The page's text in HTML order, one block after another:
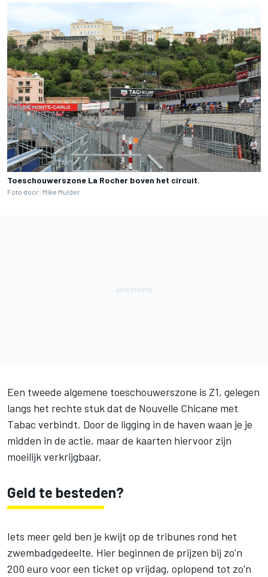
Toeschouwerszone La Rocher boven het circuit.
Foto door: Mike Mulder
Een tweede algemene toeschouwerszone is Z1, gelegen
langs het rechte stuk dat de Nouvelle Chicane met
Tabac verbindt. Door de ligging in de haven waan je je
midden in de actie, maar de kaarten hiervoor zijn
moeilijk verkrijgbaar.
Geld te besteden?
Iets meer geld ben je kwijt op de tribunes rond het
zwembadgedeelte. Hier beginnen de prijzen bij zo'n
200 euro voor een ticket op vrijdag, oplopend tot zo'n